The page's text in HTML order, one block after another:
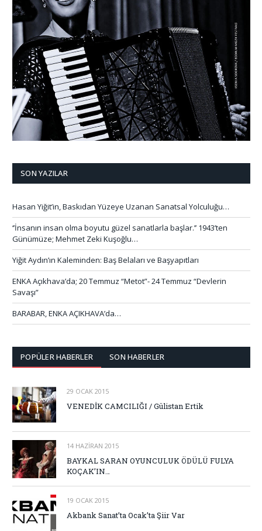
SON YAZILAR
Hasan Yiğit’in, Baskıdan Yüzeye Uzanan Sanatsal Yolculuğu…
‘’İnsanın insan olma boyutu güzel sanatlarla başlar.’’ 1943’ten
Günümüze; Mehmet Zeki Kuşoğlu…
Yiğit Aydın’ın Kaleminden: Baş Belaları ve Başyapıtları
ENKA Açıkhava’da; 20 Temmuz “Metot”- 24 Temmuz “Devlerin
Savaşı”
BARABAR, ENKA AÇIKHAVA’da…
POPÜLER HABERLER SON HABERLER
29 OCAK 2015
VENEDİK CAMCILIĞI / Gülistan Ertik
14 HAZIRAN 2015
BAYKAL SARAN OYUNCULUK ÖDÜLÜ FULYA
KOÇAK’IN…
19 OCAK 2015
Akbank Sanat’ta Ocak’ta Şiir Var